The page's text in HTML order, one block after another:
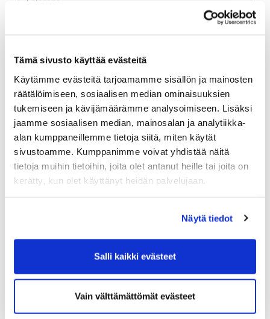
Tämä sivusto käyttää evästeitä
Käytämme evästeitä tarjoamamme sisällön ja mainosten
räätälöimiseen, sosiaalisen median ominaisuuksien
tukemiseen ja kävijämäärämme analysoimiseen. Lisäksi
jaamme sosiaalisen median, mainosalan ja analytiikka-
alan kumppaneillemme tietoja siitä, miten käytät
sivustoamme. Kumppanimme voivat yhdistää näitä
tietoja muihin tietoihin, joita olet antanut heille tai joita on
kerätty, kun olet käyttänyt heidän palvelujaan.
Näytä tiedot
Salli kaikki evästeet
Vain välttämättömät evästeet
Yhteystiedot
Katuosoite (*):
Rekisteröidy
Haluan tilata Riihimäen-Hyvinkää kauppakamari